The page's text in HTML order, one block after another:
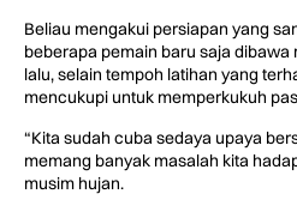
Beliau mengakui persiapan yang
beberapa pemain baru saja
lalu, selain tempoh latihan yang
mencukupi untuk memperkukuh
“Kita sudah cuba sedaya upaya
memang banyak masalah kita
musim hujan.